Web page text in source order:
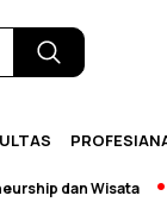
dan Wisata